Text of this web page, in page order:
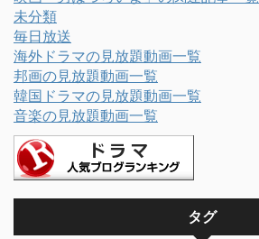
未分類
毎日放送
海外ドラマの見放題動画一覧
邦画の見放題動画一覧
韓国ドラマの見放題動画一覧
音楽の見放題動画一覧
タグ